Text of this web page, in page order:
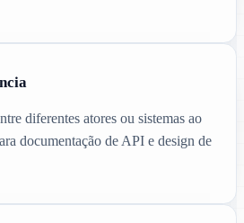
diferentes atores ou sistemas ao
documentação de API e design de